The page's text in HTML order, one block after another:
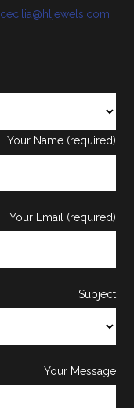
cecilia@hljewels.com
Your Name (required)
Your Email (required)
Subject
Your Message